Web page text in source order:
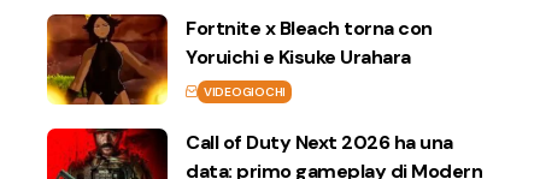
Fortnite x Bleach torna con
Yoruichi e Kisuke Urahara
VIDEOGIOCHI
Call of Duty Next 2026 ha una
data: primo gameplay di Modern